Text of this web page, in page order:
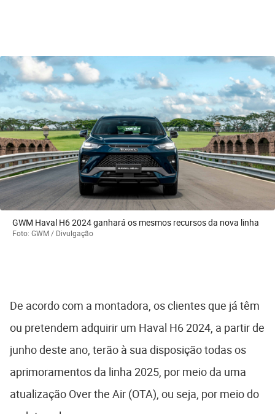
GWM Haval H6 2024 ganhará os mesmos recursos da nova linha
Foto: GWM / Divulgação
De acordo com a montadora, os clientes que já têm
ou pretendem adquirir um Haval H6 2024, a partir de
junho deste ano, terão à sua disposição todas os
aprimoramentos da linha 2025, por meio da uma
atualização Over the Air (OTA), ou seja, por meio do